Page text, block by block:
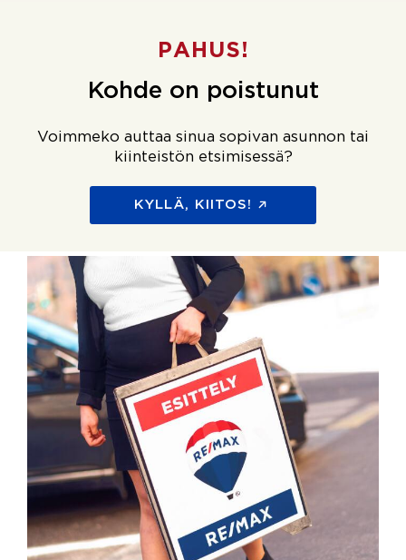
PAHUS!
Kohde on poistunut
Voimmeko auttaa sinua sopivan asunnon tai
kiinteistön etsimisessä?
KYLLÄ, KIITOS!